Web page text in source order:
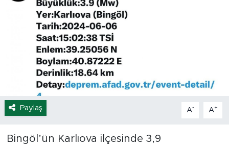
Paylaş A- A+
Bingöl’ün Karlıova ilçesinde 3,9
Spor
Yaşam
Sağlık
Eğitim
Ekonomi
Hava Durumu